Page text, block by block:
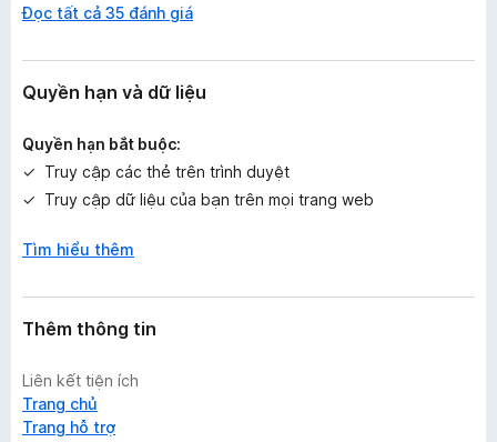
h
n
g
à
o
Đọc tất cả 35 đánh giá
Quyền hạn và dữ liệu
Quyền hạn bắt buộc:
Truy cập các thẻ trên trình duyệt
Truy cập dữ liệu của bạn trên mọi trang web
Tìm hiểu thêm
Thêm thông tin
Liên kết tiện ích
Trang chủ
Trang hỗ trợ